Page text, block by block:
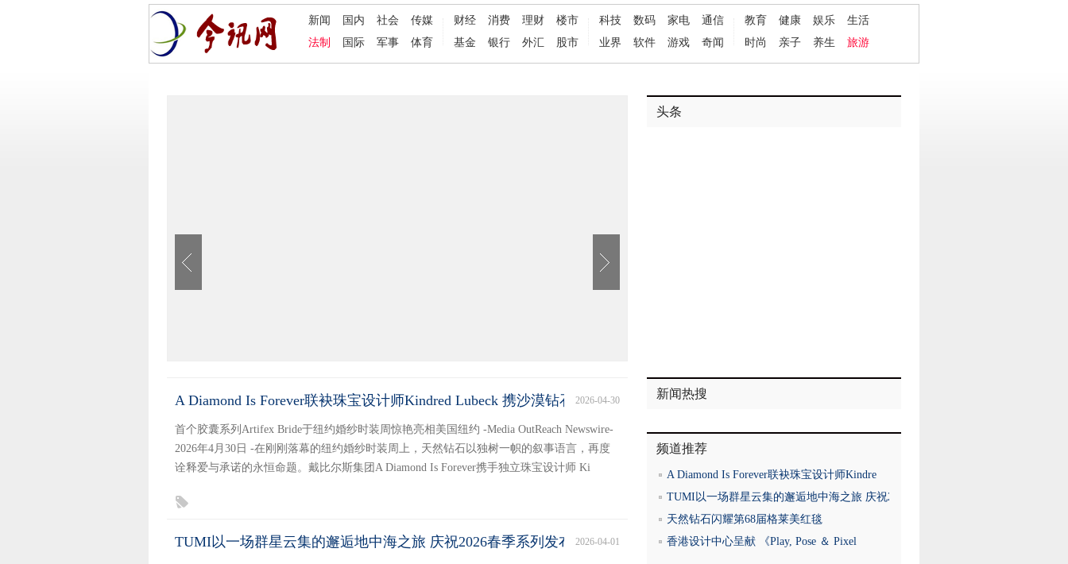
新闻 国内 社会
传媒
法制
国际 军事 体育
财经 消费 理财
楼市
基金
银行 外汇 股市
科技 数码 家电
通信
业界
软件 游戏 奇闻
教育 健康 娱乐
生活
时尚
亲子 养生 旅游
头条
A Diamond Is Forever联袂珠宝设计师Kindred Lubeck 携沙漠钻石闪耀婚纱秀场
2026-04-30
首个胶囊系列Artifex Bride于纽约婚纱时装周惊艳亮相美国纽约 -Media OutReach Newswire-
2026年4月30日 -在刚刚落幕的纽约婚纱时装周上，天然钻石以独树一帜的叙事语言，再度
诠释爱与承诺的永恒命题。戴比尔斯集团A Diamond Is Forever携手独立珠宝设计师 Ki
TUMI以一场群星云集的邂逅地中海之旅 庆祝2026春季系列发布 2026-04-01
新闻热搜
频道推荐
A Diamond Is Forever联袂珠宝设计师Kindre
TUMI以一场群星云集的邂逅地中海之旅 庆祝2
天然钻石闪耀第68届格莱美红毯
香港设计中心呈献 《Play, Pose ＆ Pixel